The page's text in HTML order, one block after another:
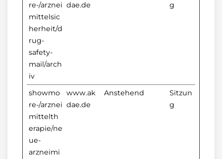
re-/arznei
mittelsic
herheit/d
rug-
safety-
mail/arch
iv
dae.de
g
showmo
re-/arznei
mittelth
erapie/ne
ue-
arzneimi
www.ak
dae.de
Anstehend
Sitzun
g